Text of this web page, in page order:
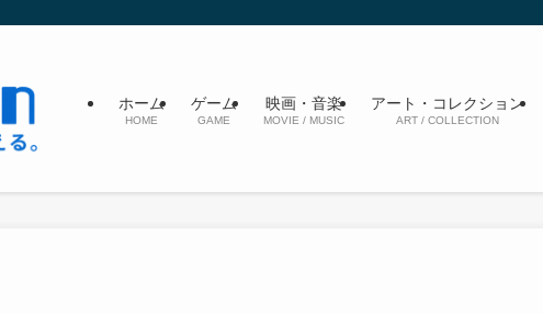
ホーム
HOME
ゲーム
GAME
映画・音楽
MOVIE / MUSIC
アート・コレクション
ART / COLLECTION